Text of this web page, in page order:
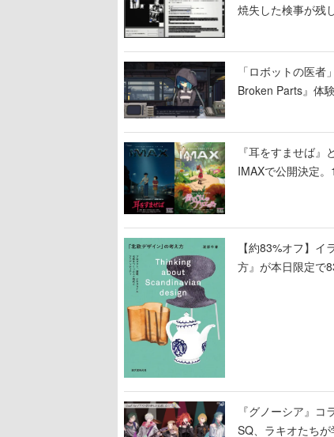
焼失した検事が残
「ロボットの医
Broken Parts』体
『耳をすませば
IMAXで公開決定
【約83%オフ】
方』が本日限定で
『グノーシア』
SQ、ラキオたち